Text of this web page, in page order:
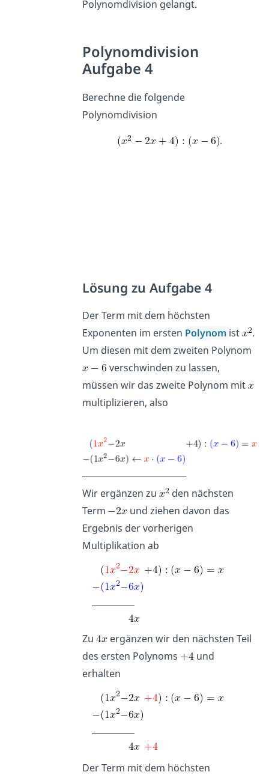
Polynomdivision gelangt.
Polynomdivision
Aufgabe 4
Berechne die folgende
Polynomdivision
.
Lösung zu Aufgabe 4
Der Term mit dem höchsten
Exponenten im ersten Polynom ist
.
Um diesen mit dem zweiten Polynom
verschwinden zu lassen,
müssen wir das zweite Polynom mit
multiplizieren, also
Wir ergänzen zu
den nächsten
Term
und ziehen davon das
Ergebnis der vorherigen
Multiplikation ab
Zu
ergänzen wir den nächsten Teil
des ersten Polynoms
und
erhalten
Der Term mit dem höchsten